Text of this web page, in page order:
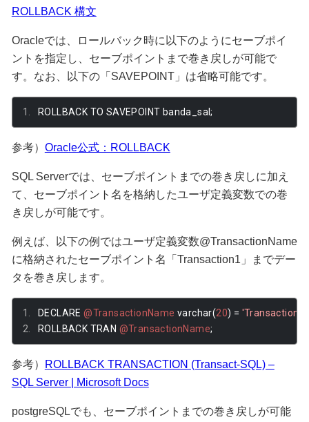
ROLLBACK 構文
Oracleでは、ロールバック時に以下のようにセーブポイ
ントを指定し、セーブポイントまで巻き戻しが可能で
す。なお、以下の「SAVEPOINT」は省略可能です。
ROLLBACK TO SAVEPOINT banda_sal;
参考） Oracle公式：ROLLBACK
SQL Serverでは、セーブポイントまでの巻き戻しに加え
て、セーブポイント名を格納したユーザ定義変数での巻
き戻しが可能です。
例えば、以下の例ではユーザ定義変数@TransactionName
に格納されたセーブポイント名「Transaction1」までデー
タを巻き戻します。
DECLARE @TransactionName varchar(20) = 'Transaction1'
ROLLBACK TRAN @TransactionName;
参考）
ROLLBACK TRANSACTION (Transact-SQL) –
SQL Server | Microsoft Docs
postgreSQLでも、セーブポイントまでの巻き戻しが可能